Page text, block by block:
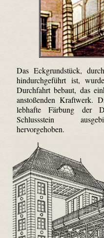
Das Eckgrundstück,
hindurchgeführt ist,
Durchfahrt bebaut, das
anstoßenden Kraftwerk.
lebhafte Färbung der
Schlussstein
hervorgehoben.